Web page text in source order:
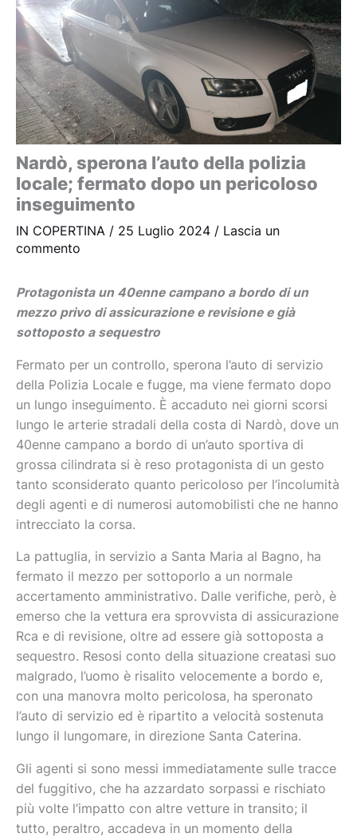
Nardò, sperona l’auto della polizia
locale; fermato dopo un pericoloso
inseguimento
IN COPERTINA / 25 Luglio 2024 / Lascia un
commento
Protagonista un 40enne campano a bordo di un
mezzo privo di assicurazione e revisione e già
sottoposto a sequestro
Fermato per un controllo, sperona l’auto di servizio
della Polizia Locale e fugge, ma viene fermato dopo
un lungo inseguimento. È accaduto nei giorni scorsi
lungo le arterie stradali della costa di Nardò, dove un
40enne campano a bordo di un’auto sportiva di
grossa cilindrata si è reso protagonista di un gesto
tanto sconsiderato quanto pericoloso per l’incolumità
degli agenti e di numerosi automobilisti che ne hanno
intrecciato la corsa.
La pattuglia, in servizio a Santa Maria al Bagno, ha
fermato il mezzo per sottoporlo a un normale
accertamento amministrativo. Dalle verifiche, però, è
emerso che la vettura era sprovvista di assicurazione
Rca e di revisione, oltre ad essere già sottoposta a
sequestro. Resosi conto della situazione creatasi suo
malgrado, l’uomo è risalito velocemente a bordo e,
con una manovra molto pericolosa, ha speronato
l’auto di servizio ed è ripartito a velocità sostenuta
lungo il lungomare, in direzione Santa Caterina.
Gli agenti si sono messi immediatamente sulle tracce
del fuggitivo, che ha azzardato sorpassi e rischiato
più volte l’impatto con altre vetture in transito; il
tutto, peraltro, accadeva in un momento della